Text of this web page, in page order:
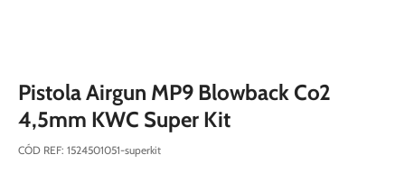
Pistola Airgun MP9 Blowback Co2
4,5mm KWC Super Kit
CÓD REF: 1524501051-superkit